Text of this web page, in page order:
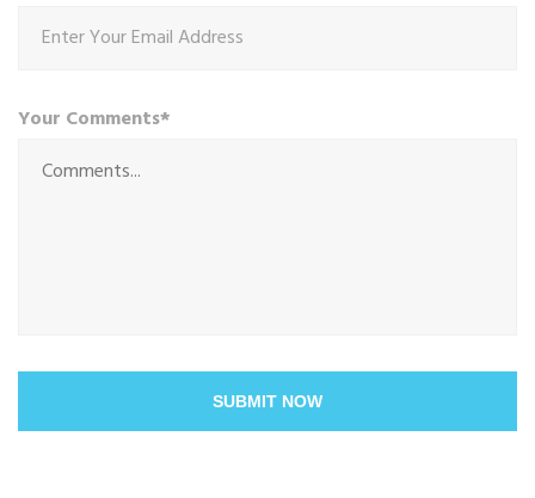
Your Comments*
SUBMIT NOW